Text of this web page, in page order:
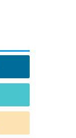
がこ
日本語